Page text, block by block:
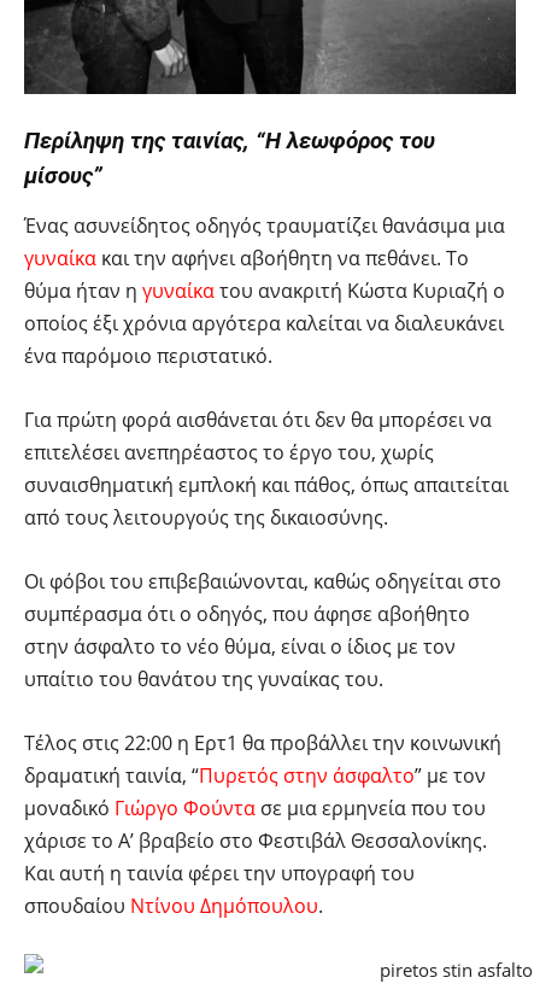
Περίληψη της ταινίας, “Η λεωφόρος του
μίσους”
Ένας ασυνείδητος οδηγός τραυματίζει θανάσιμα μια
γυναίκα και την αφήνει αβοήθητη να πεθάνει. Το
θύμα ήταν η γυναίκατου ανακριτή Κώστα Κυριαζή ο
οποίος έξι χρόνια αργότερα καλείται να διαλευκάνει
ένα παρόμοιο περιστατικό.
Για πρώτη φορά αισθάνεται ότι δεν θα μπορέσει να
επιτελέσει ανεπηρέαστος το έργο του, χωρίς
συναισθηματική εμπλοκή και πάθος, όπως απαιτείται
από τους λειτουργούς της δικαιοσύνης.
Οι φόβοι του επιβεβαιώνονται, καθώς οδηγείται στο
συμπέρασμα ότι ο οδηγός, που άφησε αβοήθητο
στην άσφαλτο το νέο θύμα, είναι ο ίδιος με τον
υπαίτιο του θανάτου της γυναίκας του.
Τέλος στις 22:00 η Ερτ1 θα προβάλλει την κοινωνική
δραματική ταινία, “Πυρετός στην άσφαλτο” με τον
μοναδικό Γιώργο Φούντα σε μια ερμηνεία που του
χάρισε το Α’ βραβείο στο Φεστιβάλ Θεσσαλονίκης.
Και αυτή η ταινία φέρει την υπογραφή του
σπουδαίου Ντίνου Δημόπουλου.